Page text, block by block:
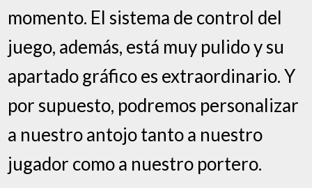
momento. El sistema de control del
juego, además, está muy pulido y su
apartado gráfico es extraordinario. Y
por supuesto, podremos personalizar
a nuestro antojo tanto a nuestro
jugador como a nuestro portero.